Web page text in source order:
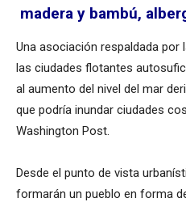
madera y bambú,
Una asociación respaldada por
las ciudades flotantes
al aumento del nivel del mar
que podría inundar ciudades
Washington Post.
Desde el punto de vista
formarán un pueblo en forma